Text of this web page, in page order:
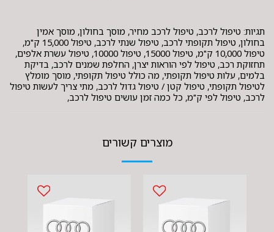
תגיות: טיפול לרכב, טיפול לרכב מחיר, מוסך בחולון, מוסך אמין
בחולון, טיפול תקופתי לרכב, טיפול שנתי לרכב, טיפול 15,000 ק"מ,
טיפול 10,000 ק"מ, טיפול 15000, טיפול 10000, טיפול עשרת אלפים,
תחזוקת רכב, טיפול לפי הוראות יצרן, החלפת שמנים לרכב, בדיקת
בלמים, עלות טיפול תקופתי, מה כולל טיפול תקופתי, מוסך מומלץ
לטיפול תקופתי, טיפול קטן / טיפול גדול לרכב, מתי צריך לעשות טיפול
לרכב, טיפול לפי ק"מ, כל כמה זמן עושים טיפול לרכב,
מוצרים קשורים